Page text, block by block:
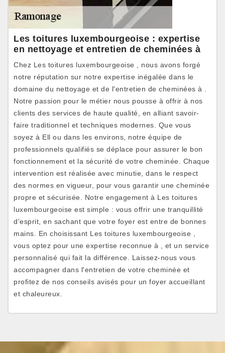
Les toitures luxembourgeoise : expertise
en nettoyage et entretien de cheminées à
Chez Les toitures luxembourgeoise , nous avons forgé
notre réputation sur notre expertise inégalée dans le
domaine du nettoyage et de l'entretien de cheminées à .
Notre passion pour le métier nous pousse à offrir à nos
clients des services de haute qualité, en alliant savoir-
faire traditionnel et techniques modernes. Que vous
soyez à Ell ou dans les environs, notre équipe de
professionnels qualifiés se déplace pour assurer le bon
fonctionnement et la sécurité de votre cheminée. Chaque
intervention est réalisée avec minutie, dans le respect
des normes en vigueur, pour vous garantir une cheminée
propre et sécurisée. Notre engagement à Les toitures
luxembourgeoise est simple : vous offrir une tranquillité
d'esprit, en sachant que votre foyer est entre de bonnes
mains. En choisissant Les toitures luxembourgeoise ,
vous optez pour une expertise reconnue à , et un service
personnalisé qui fait la différence. Laissez-nous vous
accompagner dans l'entretien de votre cheminée et
profitez de nos conseils avisés pour un foyer accueillant
et chaleureux.